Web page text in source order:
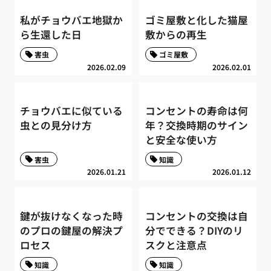
私がチョウバエ地獄か
ら生還した日
2026.02.09
害虫
ゴミ屋敷と化した猫屋
敷からの再生
2026.02.01
ゴミ屋敷
チョウバエに似ている
虫との見分け方
2026.01.21
害虫
コンセントの寿命は何
年？交換時期のサイン
と安全な使い方
2026.01.12
知識
鍵が抜けなくなった時
のプロの鍵屋の解決プ
ロセス
知識
コンセントの交換は自
分でできる？DIYのリ
スクと注意点
知識